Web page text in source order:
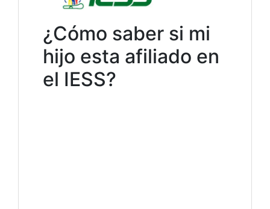
¿Cómo saber si mi
hijo esta afiliado en
el IESS?